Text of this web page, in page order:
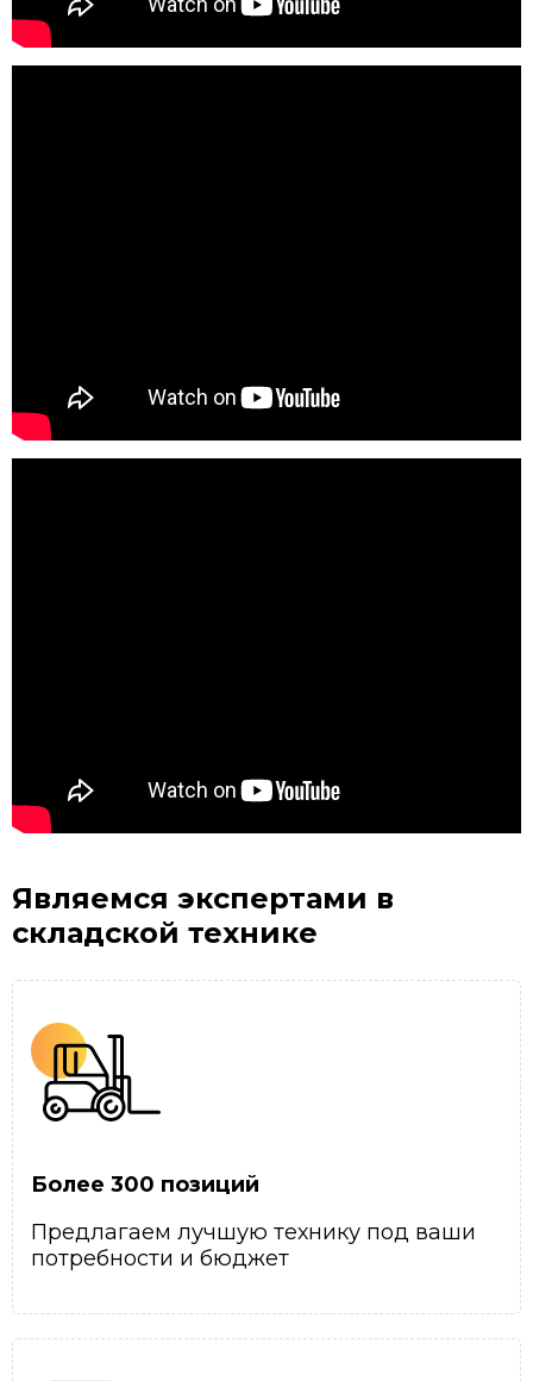
Являемся экспертами в
складской технике
Более 300 позиций
Предлагаем лучшую технику под ваши
потребности и бюджет